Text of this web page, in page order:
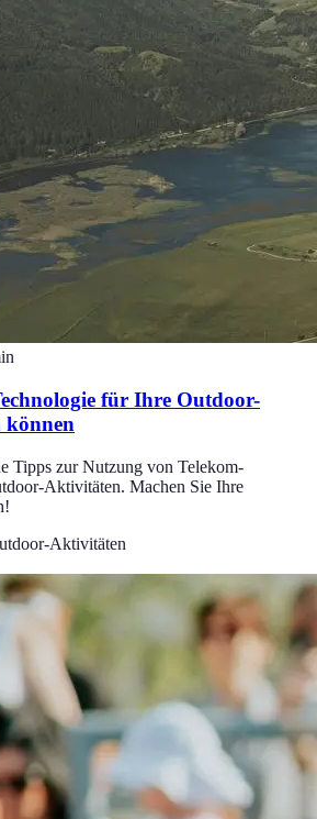
für Ihre Outdoor-
können
Tipps zur Nutzung von Telekom-
Aktivitäten. Machen Sie Ihre
Aktivitäten